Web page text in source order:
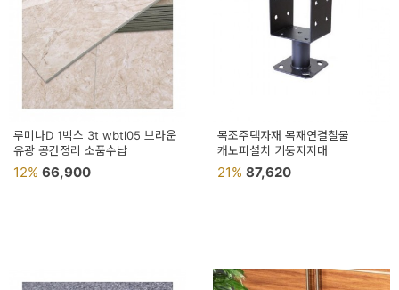
베
스
모
자
이
루미나D 1박스 3t wbtl05 브라운
유광 공간정리 소품수납
12% 66,900
목조주택자재 목재연결철물
캐노피설치 기둥지지대
21% 87,620